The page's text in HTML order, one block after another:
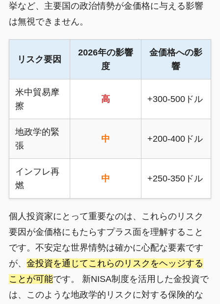
挙など、主要国の政治情勢が金価格に与える影響
は無視できません。
リスク要因
2026年の影響
度
金価格への影
響
米中貿易摩
擦
高 +300-500ドル
地政学的緊
張
中 +200-400ドル
インフレ再
燃
中 +250-350ドル
個人投資家にとって重要なのは、これらのリスク
要因が金価格にもたらすプラス面を理解すること
です。不安定な世界情勢は確かに心配な要素です
が、 金投資を通じてこれらのリスクをヘッジする
ことが可能です。 新NISA制度を活用した金投資で
は、このような地政学的リスクに対する保険的な